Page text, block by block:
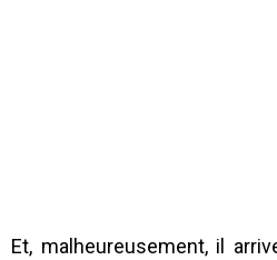
Et, malheureusement, il